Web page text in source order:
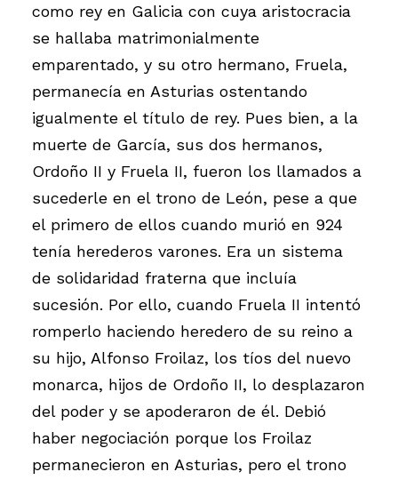
como rey en Galicia con cuya aristocracia
se hallaba matrimonialmente
emparentado, y su otro hermano, Fruela,
permanecía en Asturias ostentando
igualmente el título de rey. Pues bien, a la
muerte de García, sus dos hermanos,
Ordoño II y Fruela II, fueron los llamados a
sucederle en el trono de León, pese a que
el primero de ellos cuando murió en 924
tenía herederos varones. Era un sistema
de solidaridad fraterna que incluía
sucesión. Por ello, cuando Fruela II intentó
romperlo haciendo heredero de su reino a
su hijo, Alfonso Froilaz, los tíos del nuevo
monarca, hijos de Ordoño II, lo desplazaron
del poder y se apoderaron de él. Debió
haber negociación porque los Froilaz
permanecieron en Asturias, pero el trono